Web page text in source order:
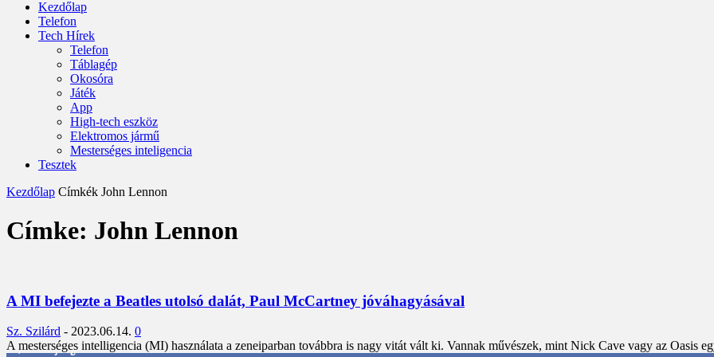
Kezdőlap
Telefon
Tech Hírek
Telefon
Táblagép
Okosóra
Játék
App
High-tech eszköz
Elektromos jármű
Mesterséges inteligencia
Tesztek
Kezdőlap Címkék John Lennon
Címke: John Lennon
A MI befejezte a Beatles utolsó dalát, Paul McCartney jóváhagyásával
Sz. Szilárd - 2023.06.14. 0
A mesterséges intelligencia (MI) használata a zeneiparban továbbra is nagy vitát vált ki. Vannak művészek, mint Nick Cave vagy az Oasis
3,452 Rajongók